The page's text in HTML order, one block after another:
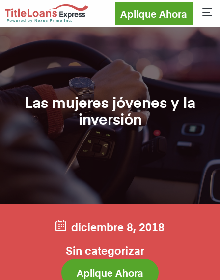
Aplique Ahora
Las mujeres jóvenes y la
inversión
diciembre 8, 2018
Sin categorizar
Aplique Ahora